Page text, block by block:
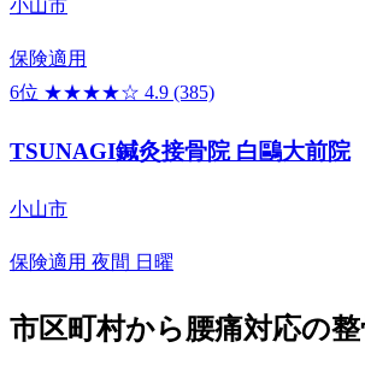
小山市
保険適用
6位 ★★★★☆ 4.9 (385)
TSUNAGI鍼灸接骨院 白鷗大前院
小山市
保険適用 夜間 日曜
市区町村から腰痛対応の